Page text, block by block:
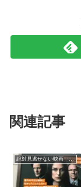
関連記事
絶対見逃せない映画 おすすめ